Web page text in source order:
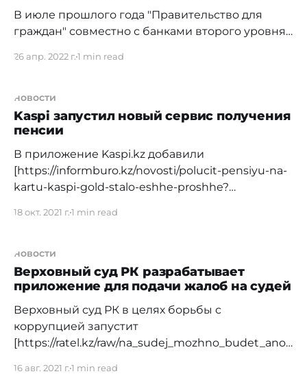
В июле прошлого года "Правительство для
граждан" совместно с банками второго уровня
регистрации договора залога недвижимости. С
казахстанцами было подано 11 515 заявлений на
государственную регистрацию залогов. Из них
через "Отбасы банк" — 6429, АО "Народный
банк Казахстана" — 2629, АО "Банк
26 апр. 2022 г.1 min read
новости
Kaspi запустил новый сервис получения
пенсии
В приложение Kaspi.kz добавили
[https://informburo.kz/novosti/polucit-pensiyu-na-
kartu-kaspi-gold-stalo-eshhe-proshhe?
Раньше, чтобы сменить карту для получения
пенсии, нужно было идти в ЦОН для
переоформления документов. Теперь
достаточно подать заявку в
18 окт. 2021 г.1 min read
новости
Верховный суд РК разрабатывает
приложение для подачи жалоб на судей
Верховный суд РК в целях борьбы с
коррупцией запустит
[https://ratel.kz/raw/na_sudej_mozhno_budet_anon
16 авг. 2021 г.1 min read